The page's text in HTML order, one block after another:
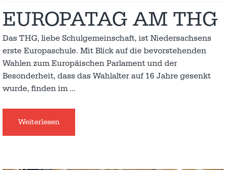
EUROPATAG AM THG
Das THG, liebe Schulgemeinschaft, ist Niedersachsens
erste Europaschule. Mit Blick auf die bevorstehenden
Wahlen zum Europäischen Parlament und der
Besonderheit, dass das Wahlalter auf 16 Jahre gesenkt
wurde, finden im …
Weiterlesen